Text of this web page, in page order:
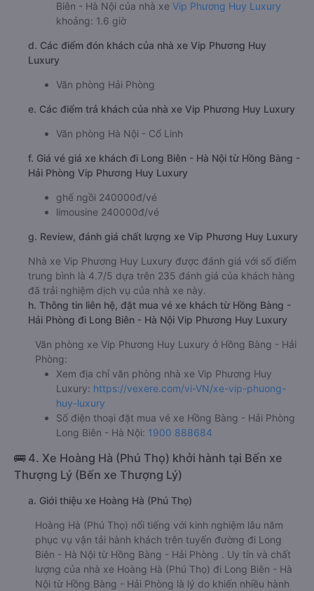
Biên - Hà Nội của nhà xe Vip Phương Huy Luxury
khoảng: 1.6 giờ
d. Các điểm đón khách của nhà xe Vip Phương Huy
Luxury
Văn phòng Hải Phòng
e. Các điểm trả khách của nhà xe Vip Phương Huy Luxury
Văn phòng Hà Nội - Cổ Linh
f. Giá vé giá xe khách đi Long Biên - Hà Nội từ Hồng Bàng -
Hải Phòng Vip Phương Huy Luxury
ghế ngồi 240000đ/vé
limousine 240000đ/vé
g. Review, đánh giá chất lượng xe Vip Phương Huy Luxury
Nhà xe Vip Phương Huy Luxury được đánh giá với số điểm
trung bình là 4.7/5 dựa trên 235 đánh giá của khách hàng
đã trải nghiệm dịch vụ của nhà xe này.
h. Thông tin liên hệ, đặt mua vé xe khách từ Hồng Bàng -
Hải Phòng đi Long Biên - Hà Nội Vip Phương Huy Luxury
Văn phòng xe Vip Phương Huy Luxury ở Hồng Bàng - Hải
Phòng:
Xem địa chỉ văn phòng nhà xe Vip Phương Huy
Luxury: https://vexere.com/vi-VN/xe-vip-phuong-
huy-luxury
Số điện thoại đặt mua vé xe Hồng Bàng - Hải Phòng
Long Biên - Hà Nội: 1900 888684
🚌 4. Xe Hoàng Hà (Phú Thọ) khởi hành tại Bến xe
Thượng Lý (Bến xe Thượng Lý)
a. Giới thiệu xe Hoàng Hà (Phú Thọ)
Hoàng Hà (Phú Thọ) nổi tiếng với kinh nghiệm lâu năm
phục vụ vận tải hành khách trên tuyến đường đi Long
Biên - Hà Nội từ Hồng Bàng - Hải Phòng . Uy tín và chất
lượng của nhà xe Hoàng Hà (Phú Thọ) đi Long Biên - Hà
Nội từ Hồng Bàng - Hải Phòng là lý do khiến nhiều hành